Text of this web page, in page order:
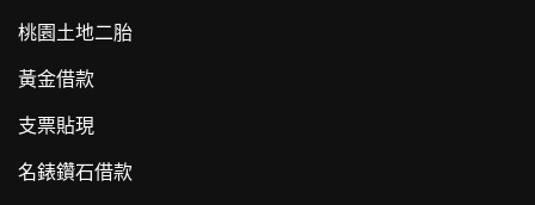
桃園土地二胎
黃金借款
支票貼現
名錶鑽石借款